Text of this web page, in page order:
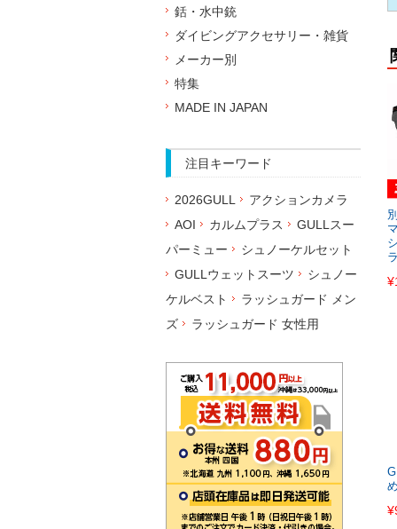
銛・水中銃
ダイビングアクセサリー・雑貨
メーカー別
特集
MADE IN JAPAN
注目キーワード
2026GULL
アクションカメラ
AOI
カルムプラス
GULLスー
パーミュー
シュノーケルセット
GULLウェットスーツ
シュノー
ケルベスト
ラッシュガード メン
ズ
ラッシュガード 女性用